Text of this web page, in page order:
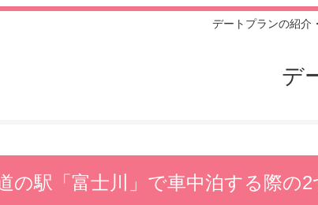
デートプランの紹介
デ
の駅「富士川」で車中泊する際の2